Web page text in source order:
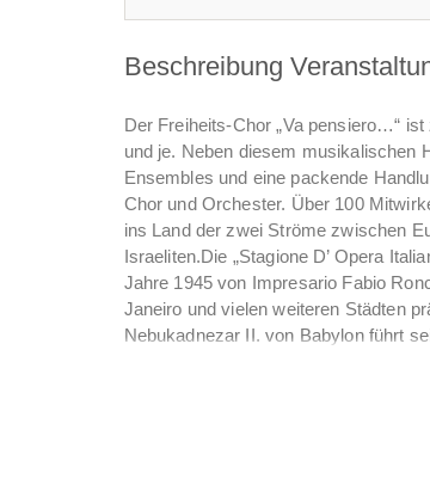
Beschreibung
Der Freiheits-Chor „Va pensiero…“
und je. Neben diesem musikalischen
Ensembles und eine packende
Chor und Orchester. Über 100
ins Land der zwei Ströme zwischen
Israeliten.Die „Stagione D’ Opera
Jahre 1945 von Impresario Fabio
Janeiro und vielen weiteren Städten
Nebukadnezar II. von Babylon führt